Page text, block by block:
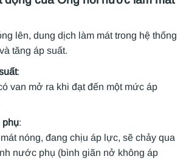
lên, dung dịch làm mát trong hệ thống
tăng áp suất.
:
van mở ra khi đạt đến một mức áp
phụ:
nóng, đang chịu áp lực, sẽ chảy qua
nước phụ (bình giãn nở không áp